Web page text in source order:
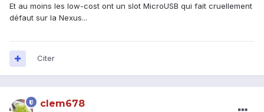
Et au moins les low-cost ont un slot MicroUSB qui fait cruellement
défaut sur la Nexus...
Citer
clem678